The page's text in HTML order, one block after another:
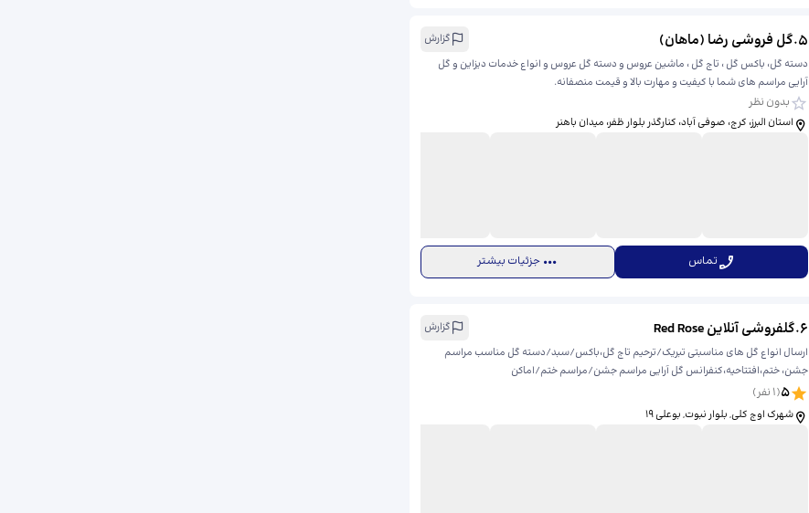
5
.گل فروشی رضا (ماهان)
گزارش
دسته گل، باکس گل ، تاج گل ، ماشین عروس و دسته گل عروس و انواع خدمات دیزاین و گل
آرایی مراسم های شما با کیفیت و مهارت بالا و قیمت منصفانه.
بدون نظر
استان البرز، کرج، صوفی آباد، کنارگذر بلوار ظفر، ​میدان باهنر
تماس جزئیات بیشتر
6
.گلفروشی آنلاین Red Rose
گزارش
ارسال انواع گل‌ های مناسبتی تبریک/ترحیم تاج گل،باکس/سبد/دسته گل مناسب مراسم
جشن، ختم،افتتاحیه،کنفرانس گل آرایی مراسم جشن/مراسم ختم/اماکن
5
(
1 نفر)
شهرک اوج کلی, بلوار نبوت, بوعلی 19